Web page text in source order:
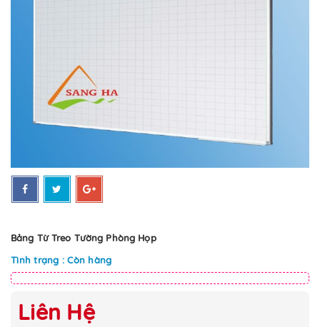
Bảng Từ Treo Tường Phòng Họp
Tình trạng : Còn hàng
Liên Hệ